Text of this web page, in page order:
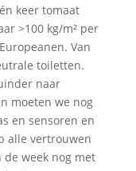
keer tomaat
>100 kg/m² per
Van
toiletten.
naar
moeten we nog
en sensoren en
alle vertrouwen
week nog met